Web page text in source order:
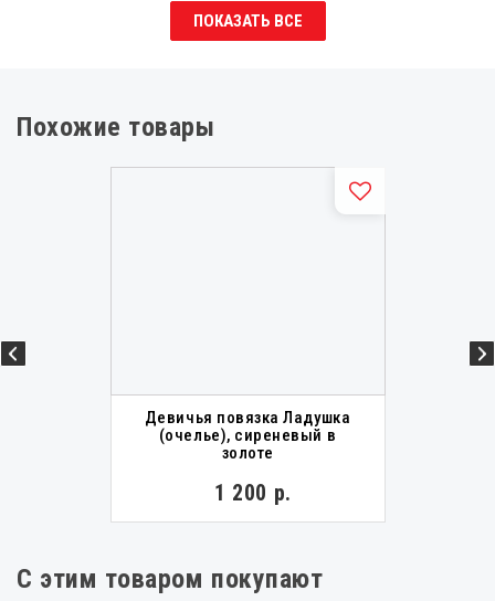
ПОКАЗАТЬ ВСЕ
Похожие товары
Девичья повязка Ладушка
(очелье), сиреневый в
золоте
1 200 р.
С этим товаром покупают